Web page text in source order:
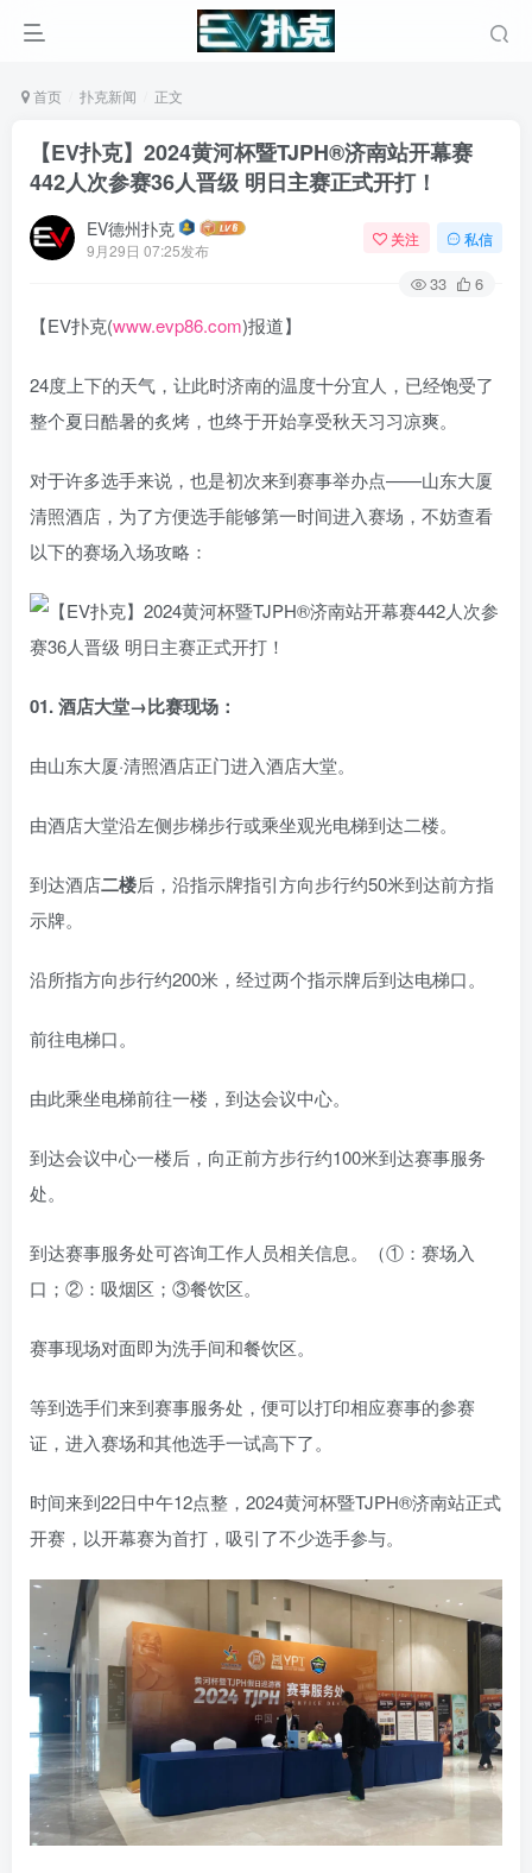
首页 扑克新闻 正文
【EV扑克】2024黄河杯暨TJPH®济南站开幕赛
442人次参赛36人晋级 明日主赛正式开打！
EV德州扑克
9月29日 07:25发布
关注 私信
33 6
【EV扑克(www.evp86.com)报道】
24度上下的天气，让此时济南的温度十分宜人，已经饱受了
整个夏日酷暑的炙烤，也终于开始享受秋天习习凉爽。
对于许多选手来说，也是初次来到赛事举办点——山东大厦
清照酒店，为了方便选手能够第一时间进入赛场，不妨查看
以下的赛场入场攻略：
01.酒店大堂→比赛现场：
由山东大厦·清照酒店正门进入酒店大堂。
由酒店大堂沿左侧步梯步行或乘坐观光电梯到达二楼。
到达酒店二楼后，沿指示牌指引方向步行约50米到达前方指
示牌。
沿所指方向步行约200米，经过两个指示牌后到达电梯口。
前往电梯口。
由此乘坐电梯前往一楼，到达会议中心。
到达会议中心一楼后，向正前方步行约100米到达赛事服务
处。
到达赛事服务处可咨询工作人员相关信息。（①：赛场入
口；②：吸烟区；③餐饮区。
赛事现场对面即为洗手间和餐饮区。
等到选手们来到赛事服务处，便可以打印相应赛事的参赛
证，进入赛场和其他选手一试高下了。
时间来到22日中午12点整，2024黄河杯暨TJPH®济南站正式
开赛，以开幕赛为首打，吸引了不少选手参与。